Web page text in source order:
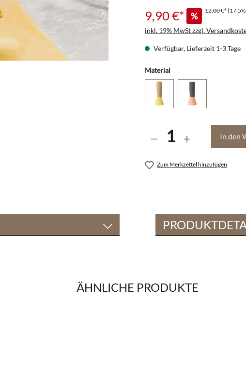
9,90 €* % 12,00 €*
inkl. 19% MwSt zzgl.
Verfügbar, Lieferzeit 1-3 Tage
Material
In den
Zum Merkzettel hinzufügen
ÄHNLICHE PRODUKTE